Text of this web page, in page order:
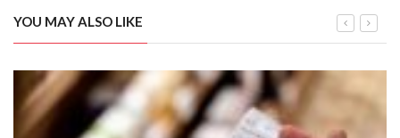
YOU MAY ALSO LIKE